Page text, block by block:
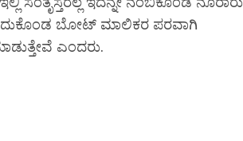
ಬೋಟ್ ಮಾಲಿಕರ ಪರವಾಗಿ
ಎಂದರು.